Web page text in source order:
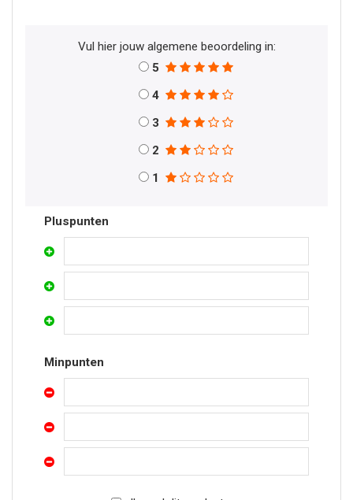
Vul hier jouw algemene beoordeling in:
5
4
3
2
1
Pluspunten
Minpunten